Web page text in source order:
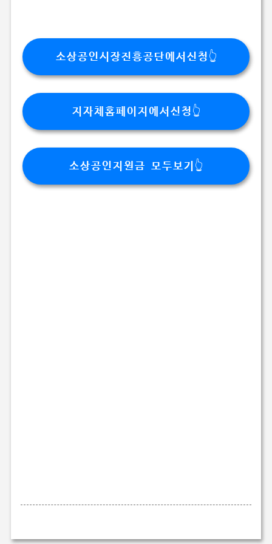
소상공인시장진흥공단에서신청👆
지자체홈페이지에서신청👆
소상공인지원금 모두보기👆